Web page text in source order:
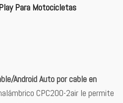
Para Motocicletas
Android Auto por cable en
CPC200-2air le permite